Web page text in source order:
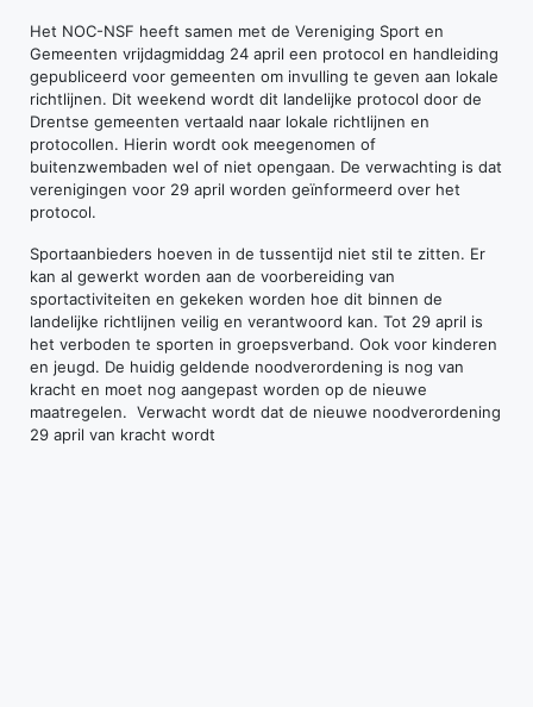
Het NOC-NSF heeft samen met de Vereniging Sport en
Gemeenten vrijdagmiddag 24 april een protocol en handleiding
gepubliceerd voor gemeenten om invulling te geven aan lokale
richtlijnen. Dit weekend wordt dit landelijke protocol door de
Drentse gemeenten vertaald naar lokale richtlijnen en
protocollen. Hierin wordt ook meegenomen of
buitenzwembaden wel of niet opengaan. De verwachting is dat
verenigingen voor 29 april worden geïnformeerd over het
protocol.
Sportaanbieders hoeven in de tussentijd niet stil te zitten. Er
kan al gewerkt worden aan de voorbereiding van
sportactiviteiten en gekeken worden hoe dit binnen de
landelijke richtlijnen veilig en verantwoord kan. Tot 29 april is
het verboden te sporten in groepsverband. Ook voor kinderen
en jeugd. De huidig geldende noodverordening is nog van
kracht en moet nog aangepast worden op de nieuwe
maatregelen. Verwacht wordt dat de nieuwe noodverordening
29 april van kracht wordt